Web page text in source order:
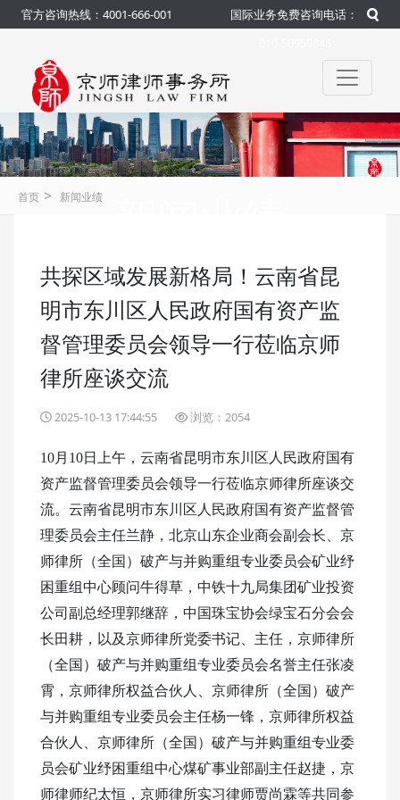
官方咨询热线：4001-666-001
国际业务免费咨询电话：
官方 咨询热线：4001-666-001
首页 > 新闻业绩
共探区域发展新格局！云南省昆
明市东川区人民政府国有资产监
督管理委员会领导一行莅临京师
律所座谈交流
2025-10-13 17:44:55 浏览：2054
10月10日上午，云南省昆明市东川区人民政府国有
资产监督管理委员会领导一行莅临京师律所座谈交
流。云南省昆明市东川区人民政府国有资产监督管
理委员会主任兰静，北京山东企业商会副会长、京
师律所（全国） 破产与并购重组专业委员会矿业纾
困重组中心顾问牛得草，中铁十九局集团矿业投资
公司副总经理郭继辞，中国珠宝协会绿宝石分会会
长田耕，以及京师律所党委书记、主任，京师律所
（全国）破产与并购重组专业委员会名誉主任张凌
霄，京师律所权益合伙人、京师律所（全国）破产
与并购重组专业委员会主任杨一锋，京师律所权益
合伙人、京师律所（全国）破产与并购重组专业委
员会矿业纾困重组中心煤矿事业部副主任赵捷，京
师律师纪太恒，京师律所实习律师贾尚霖等共同参